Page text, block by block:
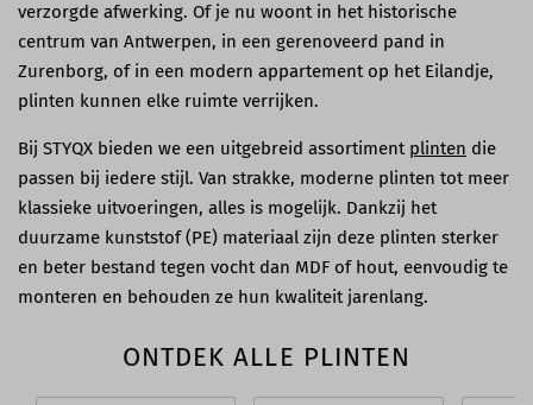
verzorgde afwerking. Of je nu woont in het historische
centrum van Antwerpen, in een gerenoveerd pand in
Zurenborg, of in een modern appartement op het Eilandje,
plinten kunnen elke ruimte verrijken.
Bij STYQX bieden we een uitgebreid assortiment plinten die
passen bij iedere stijl. Van strakke, moderne plinten tot meer
klassieke uitvoeringen, alles is mogelijk. Dankzij het
duurzame kunststof (PE) materiaal zijn deze plinten sterker
en beter bestand tegen vocht dan MDF of hout, eenvoudig te
monteren en behouden ze hun kwaliteit jarenlang.
ONTDEK ALLE PLINTEN